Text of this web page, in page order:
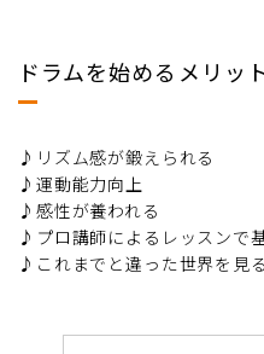
ドラムを始めるメリッ
♪リズム感が鍛えられる
♪運動能力向上
♪感性が養われる
♪プロ講師によるレッスンで
♪これまでと違った世界を見